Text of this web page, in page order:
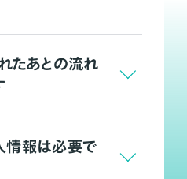
たあとの流れ
情報は必要で